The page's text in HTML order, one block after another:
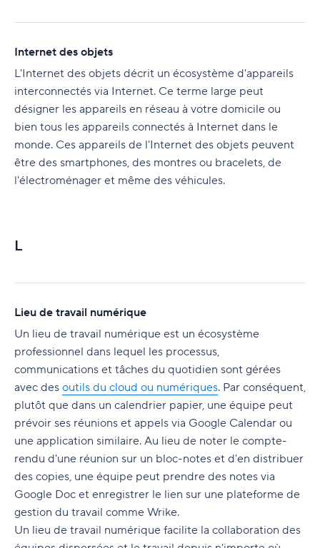
Internet des objets
L'Internet des objets décrit un écosystème d'appareils
interconnectés via Internet. Ce terme large peut
désigner les appareils en réseau à votre domicile ou
bien tous les appareils connectés à Internet dans le
monde. Ces appareils de l'Internet des objets peuvent
être des smartphones, des montres ou bracelets, de
l'électroménager et même des véhicules.
L
Lieu de travail numérique
Un lieu de travail numérique est un écosystème
professionnel dans lequel les processus,
communications et tâches du quotidien sont gérées
avec des outils du cloud ou numériques. Par conséquent,
plutôt que dans un calendrier papier, une équipe peut
prévoir ses réunions et appels via Google Calendar ou
une application similaire. Au lieu de noter le compte-
rendu d'une réunion sur un bloc-notes et d'en distribuer
des copies, une équipe peut prendre des notes via
Google Doc et enregistrer le lien sur une plateforme de
gestion du travail comme Wrike.
Un lieu de travail numérique facilite la collaboration des